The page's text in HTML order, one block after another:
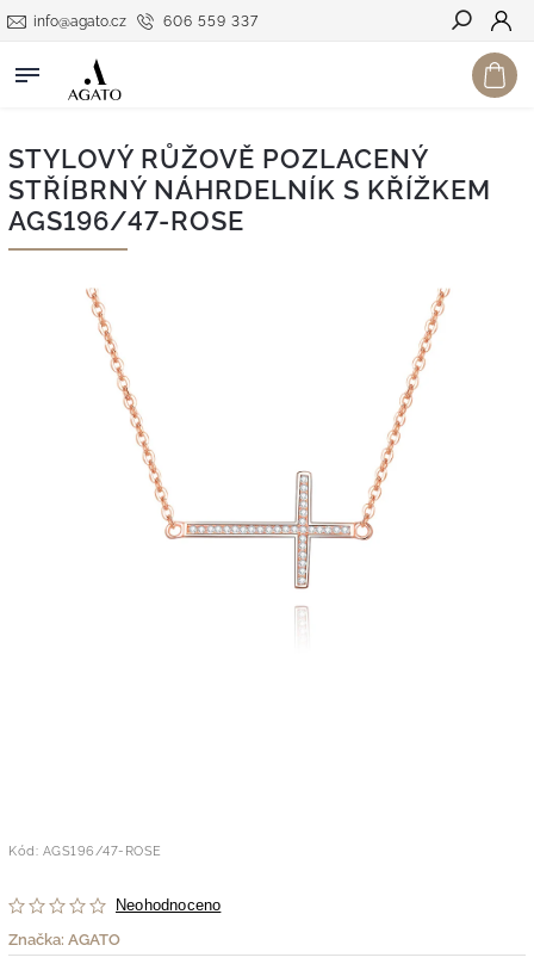
606 559 337
info@agato.cz
Hledat
STYLOVÝ RŮŽOVĚ POZLACENÝ
STŘÍBRNÝ NÁHRDELNÍK S KŘÍŽKEM
AGS196/47-ROSE
Kód: AGS196/47-ROSE
Neohodnoceno
Značka: AGATO